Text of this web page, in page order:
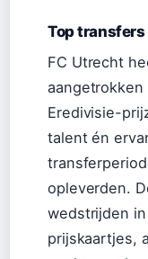
Top transfers
FC Utrecht
Eredivisie-
talent én
opleverden.
wedstrijden
prijskaartjes,